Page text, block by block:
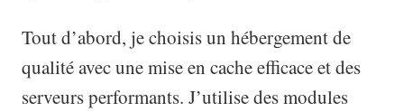
Tout d’abord, je choisis un hébergement de
qualité avec une mise en cache efficace et des
serveurs performants. J’utilise des modules